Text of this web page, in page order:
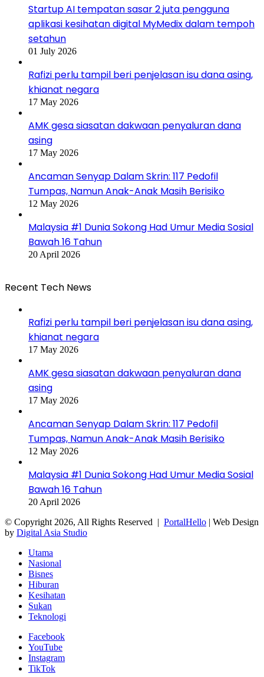
Startup AI tempatan sasar 2 juta pengguna
aplikasi kesihatan digital MyMedix dalam tempoh
setahun
01 July 2026
Rafizi perlu tampil beri penjelasan isu dana asing,
khianat negara
17 May 2026
AMK gesa siasatan dakwaan penyaluran dana
asing
17 May 2026
Ancaman Senyap Dalam Skrin: 117 Pedofil
Tumpas, Namun Anak-Anak Masih Berisiko
12 May 2026
Malaysia #1 Dunia Sokong Had Umur Media Sosial
Bawah 16 Tahun
20 April 2026
Recent Tech News
Rafizi perlu tampil beri penjelasan isu dana asing,
khianat negara
17 May 2026
AMK gesa siasatan dakwaan penyaluran dana
asing
17 May 2026
Ancaman Senyap Dalam Skrin: 117 Pedofil
Tumpas, Namun Anak-Anak Masih Berisiko
12 May 2026
Malaysia #1 Dunia Sokong Had Umur Media Sosial
Bawah 16 Tahun
20 April 2026
© Copyright 2026, All Rights Reserved | PortalHello | Web Design
by Digital Asia Studio
Utama
Nasional
Bisnes
Hiburan
Kesihatan
Sukan
Teknologi
Facebook
YouTube
Instagram
TikTok